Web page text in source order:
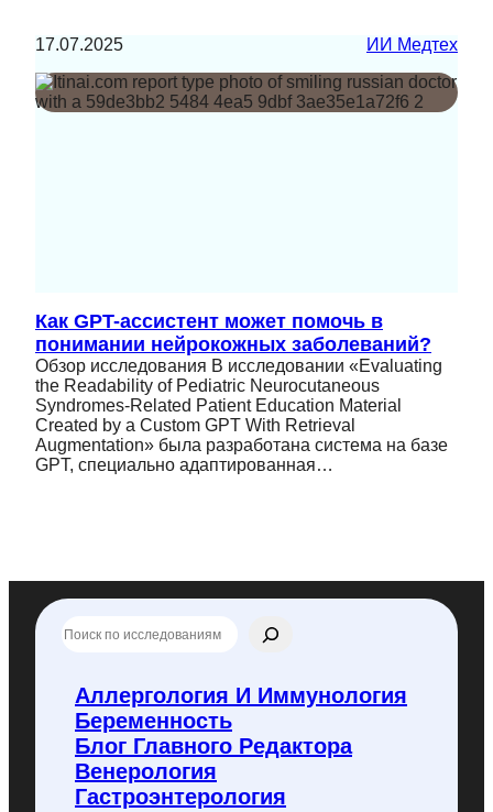
17.07.2025 ИИ Медтех
Как GPT-ассистент может помочь в
понимании нейрокожных заболеваний?
Обзор исследования В исследовании «Evaluating
the Readability of Pediatric Neurocutaneous
Syndromes-Related Patient Education Material
Created by a Custom GPT With Retrieval
Augmentation» была разработана система на базе
GPT, специально адаптированная…
о
Аллергология И Иммунология
Беременность
Блог Главного Редактора
Венерология
Гастроэнтерология